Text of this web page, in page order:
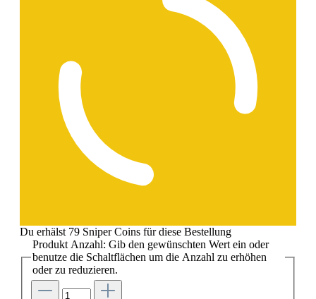
Du erhälst 79 Sniper Coins für diese Bestellung
Produkt Anzahl: Gib den gewünschten Wert ein oder
benutze die Schaltflächen um die Anzahl zu erhöhen
oder zu reduzieren.